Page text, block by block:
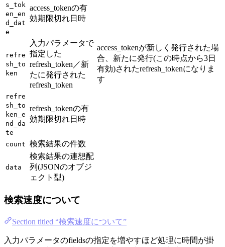
s_tok
en_en
d_dat
e
access_tokenの有
効期限切れ日時
refre
sh_to
ken
入力パラメータで
指定した
refresh_token／新
たに発行された
refresh_token
access_tokenが新しく発行された場
合、新たに発行(この時点から3日
有効)されたrefresh_tokenになりま
す
refre
sh_to
ken_e
nd_da
te
refresh_tokenの有
効期限切れ日時
count 検索結果の件数
data
検索結果の連想配
列(JSONのオブジ
ェクト型)
検索速度について
Section titled “検索速度について”
入力パラメータのfieldsの指定を増やすほど処理に時間が掛